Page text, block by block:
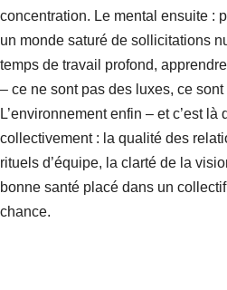
concentration. Le mental ensuite :
un monde saturé de sollicitations
temps de travail profond,
– ce ne sont pas des luxes, ce
L’environnement enfin – et c’est là
collectivement : la qualité des
rituels d’équipe, la clarté de la
bonne santé placé dans un
chance.